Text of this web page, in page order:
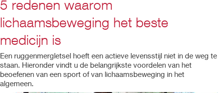
5 redenen waarom
lichaamsbeweging het beste
medicijn is
Een ruggenmergletsel hoeft een actieve levensstijl niet in de weg te
staan. Hieronder vindt u de belangrijkste voordelen van het
beoefenen van een sport of van lichaamsbeweging in het
algemeen.